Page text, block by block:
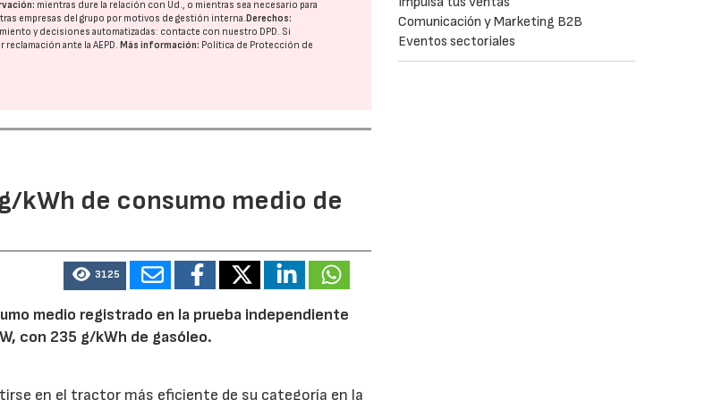
mientras dure la relación con Ud., o mientras sea necesario para
empresas del grupo por motivos de gestión interna.Derechos:
y decisiones automatizadas: contacte con nuestro DPD. Si
reclamación ante laAEPD.Más información: Política de Protección de
kWh de consumo medio de
3125
medio registrado en la prueba independiente
con 235 g/kWh de gasóleo.
en el tractor más eficiente de su categoría en la
Comunicación y Marketing B2B
Eventos sectoriales